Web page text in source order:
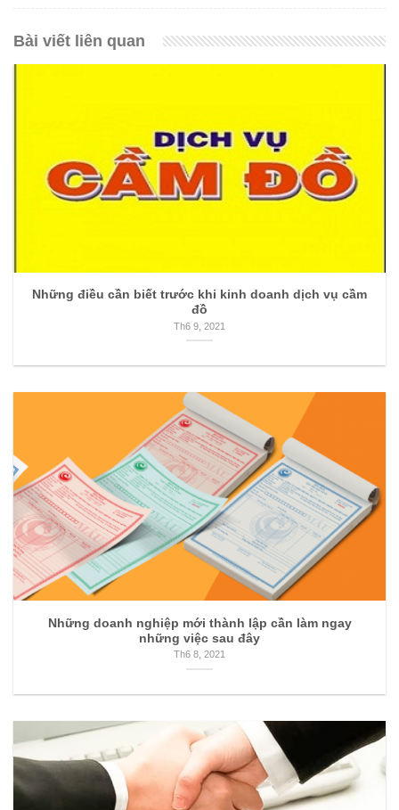
Bài viết liên quan
Những điều cần biết trước khi kinh doanh dịch vụ cầm
đồ
Th6 9, 2021
Những doanh nghiệp mới thành lập cần làm ngay
những việc sau đây
Th6 8, 2021